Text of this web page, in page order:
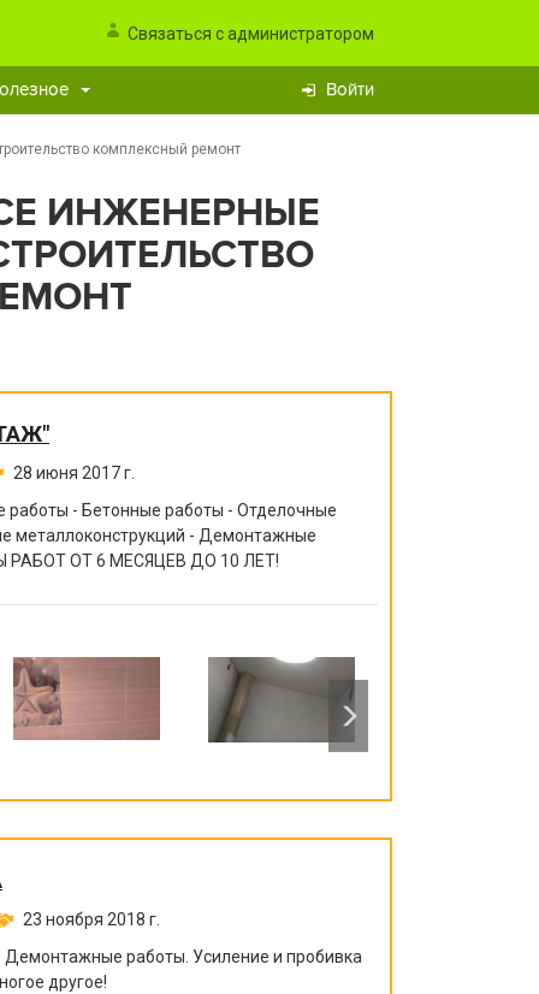
Связаться с администратором
Войти
комплексный ремонт
ИНЖЕНЕРНЫЕ
28 июня 2017 г.
- Бетонные работы - Отделочные
металлоконструкций - Демонтажные
РАБОТ ОТ 6 МЕСЯЦЕВ ДО 10 ЛЕТ!
23 ноября 2018 г.
работы. Усиление и пробивка
другое!